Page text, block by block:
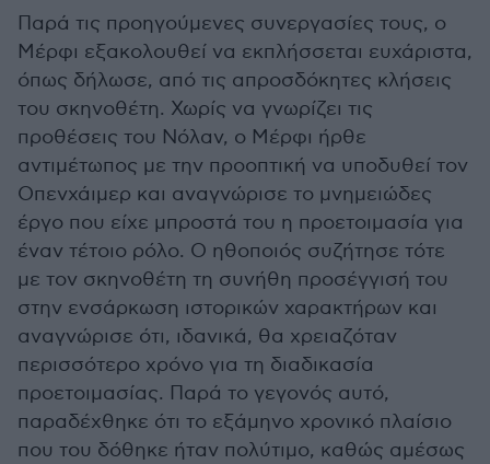
Παρά τις προηγούμενες συνεργασίες τους, ο
Μέρφι εξακολουθεί να εκπλήσσεται ευχάριστα,
όπως δήλωσε, από τις απροσδόκητες κλήσεις
του σκηνοθέτη. Χωρίς να γνωρίζει τις
προθέσεις του Νόλαν, ο Μέρφι ήρθε
αντιμέτωπος με την προοπτική να υποδυθεί τον
Οπενχάιμερ και αναγνώρισε το μνημειώδες
έργο που είχε μπροστά του η προετοιμασία για
έναν τέτοιο ρόλο. Ο ηθοποιός συζήτησε τότε
με τον σκηνοθέτη τη συνήθη προσέγγισή του
στην ενσάρκωση ιστορικών χαρακτήρων και
αναγνώρισε ότι, ιδανικά, θα χρειαζόταν
περισσότερο χρόνο για τη διαδικασία
προετοιμασίας. Παρά το γεγονός αυτό,
παραδέχθηκε ότι το εξάμηνο χρονικό πλαίσιο
που του δόθηκε ήταν πολύτιμο, καθώς αμέσως